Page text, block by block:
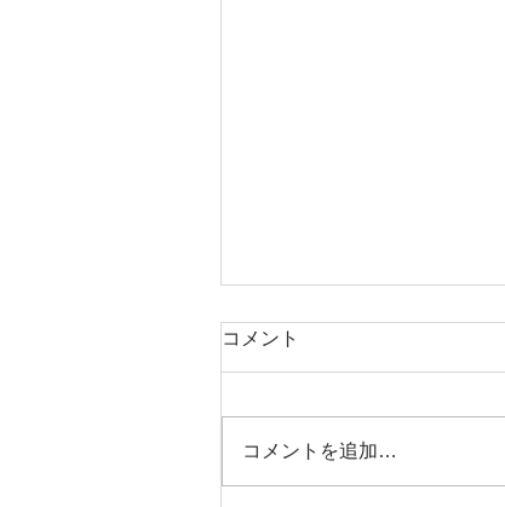
Tスマイルブレスレット
コメント
コメントを追加…